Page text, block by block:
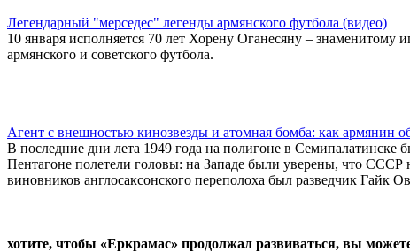
Легендарный "мерседес" легенды армянского футбола (видео)
10 января исполняется 70 лет Хорену Оганесяну –
армянского и советского футбола.
Агент с внешностью кинозвезды и атомная бомба: как армянин
В последние дни лета 1949 года на полигоне в
Пентагоне полетели головы: на Западе были уверены, что СССР
виновников англосаксонского переполоха был разведчик Гайк
хотите, чтобы «Еркрамас» продолжал развиваться, вы